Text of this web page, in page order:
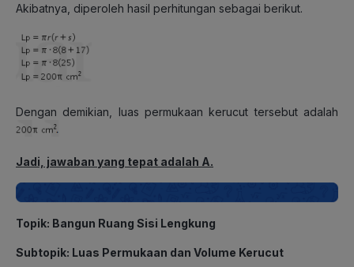
Akibatnya, diperoleh hasil perhitungan sebagai berikut.
Dengan demikian, luas permukaan kerucut tersebut adalah
Jadi, jawaban yang tepat adalah A.
Topik: Bangun Ruang Sisi Lengkung
Subtopik: Luas Permukaan dan Volume Kerucut